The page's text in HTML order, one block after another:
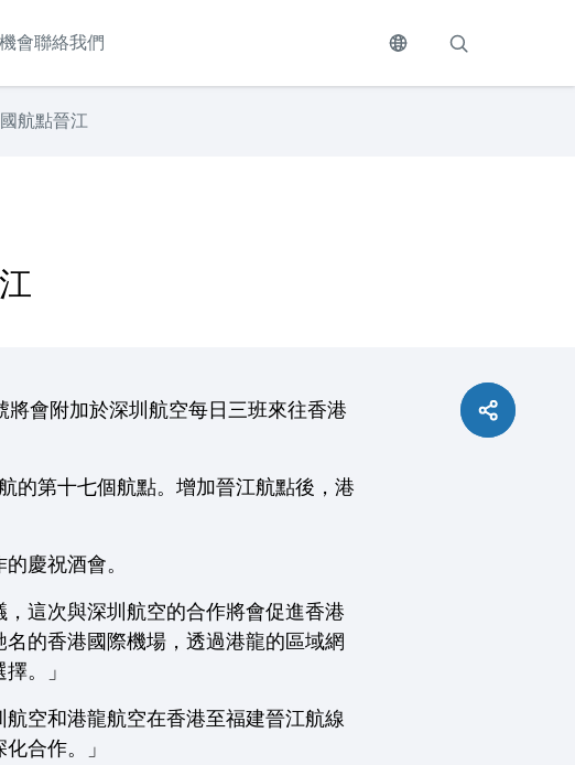
會聯絡我們
航點晉江
會附加於深圳航空每日三班來往香港
的第十七個航點。增加晉江航點後，港
慶祝酒會。
這次與深圳航空的合作將會促進香港
的香港國際機場，透過港龍的區域網
。」
空和港龍航空在香港至福建晉江航線
合作。」